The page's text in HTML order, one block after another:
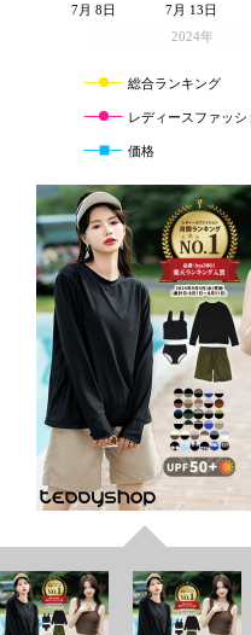
2024年
7月 8日 7月 13日
総合ランキング
レディースファッ
価格